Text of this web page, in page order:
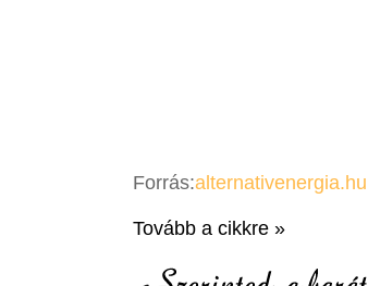
Forrás:alternativenergia.hu
Tovább a cikkre »